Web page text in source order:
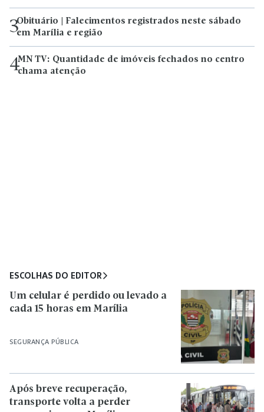
3Obituário | Falecimentos registrados neste sábado
em Marília e região
4MN TV: Quantidade de imóveis fechados no centro
chama atenção
ESCOLHAS DO EDITOR
SEGURANÇA PÚBLICA
Um celular é perdido ou levado a
cada 15 horas em Marília
Após breve recuperação,
transporte volta a perder